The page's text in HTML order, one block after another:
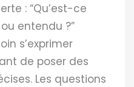
: “Qu’est-ce
entendu ?”
s’exprimer
de poser des
Les questions